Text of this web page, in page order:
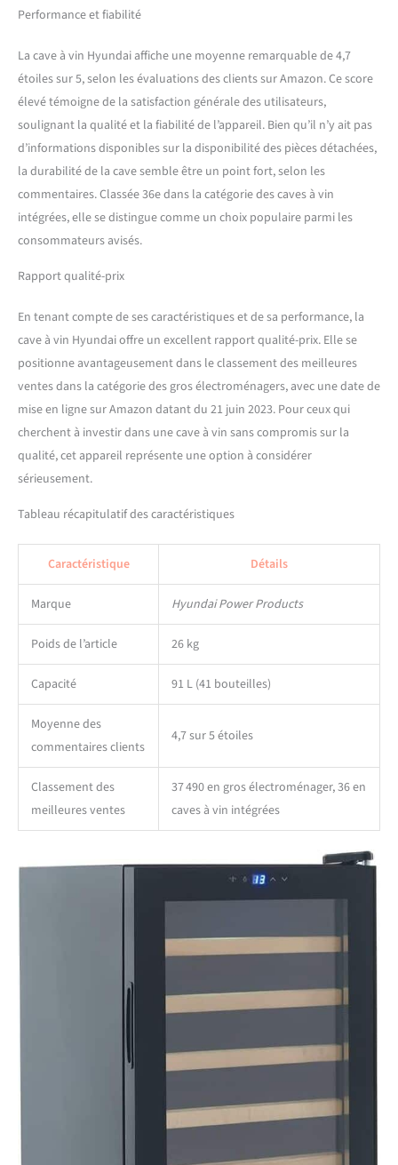
Performance et fiabilité
La cave à vin Hyundai affiche une moyenne remarquable de 4,7
étoiles sur 5, selon les évaluations des clients sur Amazon. Ce score
élevé témoigne de la satisfaction générale des utilisateurs,
soulignant la qualité et la fiabilité de l’appareil. Bien qu’il n’y ait pas
d’informations disponibles sur la disponibilité des pièces détachées,
la durabilité de la cave semble être un point fort, selon les
commentaires. Classée 36e dans la catégorie des caves à vin
intégrées, elle se distingue comme un choix populaire parmi les
consommateurs avisés.
Rapport qualité-prix
En tenant compte de ses caractéristiques et de sa performance, la
cave à vin Hyundai offre un excellent rapport qualité-prix. Elle se
positionne avantageusement dans le classement des meilleures
ventes dans la catégorie des gros électroménagers, avec une date de
mise en ligne sur Amazon datant du 21 juin 2023. Pour ceux qui
cherchent à investir dans une cave à vin sans compromis sur la
qualité, cet appareil représente une option à considérer
sérieusement.
Tableau récapitulatif des caractéristiques
Caractéristique Détails
Marque Hyundai Power Products
Poids de l’article 26 kg
Capacité 91 L (41 bouteilles)
Moyenne des
commentaires clients
4,7 sur 5 étoiles
Classement des
meilleures ventes
37 490 en gros électroménager, 36 en
caves à vin intégrées